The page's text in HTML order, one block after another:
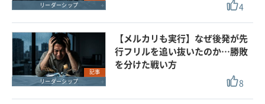
リーダーシップ
4
記事
リーダーシップ
【メルカリも実行】なぜ後発が先
行フリルを追い抜いたのか…勝敗
を分けた戦い方
8